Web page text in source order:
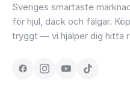
Sveriges smartaste
för hjul, däck och fälgar.
tryggt — vi hjälper dig hitta